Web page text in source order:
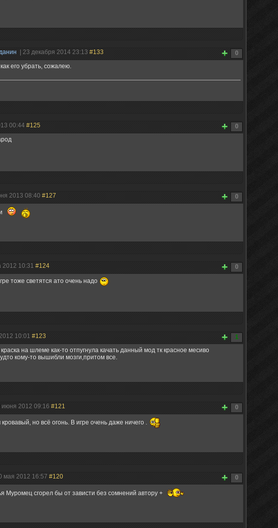
0
| 23 декабря 2014 23:13 #133
его убрать, сожалею.
0
00:44 #125
0
2013 08:40 #127
0
2012 10:31 #124
тоже светятся ато очень надо
1
10:01 #123
на шлеме как-то отпугнула качать данный мод тк красное месиво
кому-то вышибли мозги,притом все.
0
июня 2012 09:16 #121
но всё огонь. В игре очень даже ничего .
0
мая 2012 16:57 #120
Муромец сгорел бы от зависти без сомнений автору +